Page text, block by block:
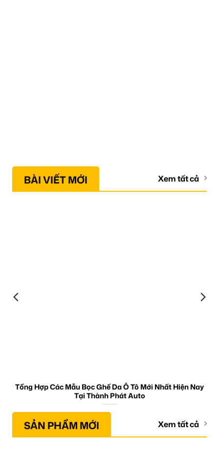
BÀI VIẾT MỚI Xem tất cả
Tổng Hợp Các Mẫu Bọc Ghế Da Ô Tô Mới Nhất Hiện Nay
Tại Thành Phát Auto
SẢN PHẨM MỚI Xem tất cả